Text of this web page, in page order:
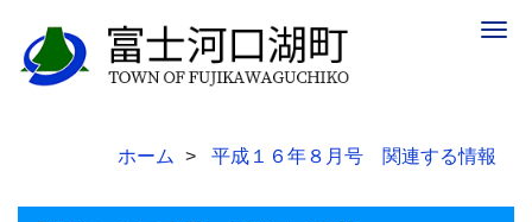
ホーム 平成１６年８月号 関連する情報